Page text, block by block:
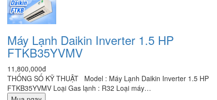
Máy Lạnh Daikin Inverter 1.5 HP
FTKB35YVMV
11,800,000đ
THỐNG SỐ KỸ THUẬT Model : Máy Lạnh Daikin Inverter 1.5 HP
FTKB35YVMV Loại Gas lạnh : R32 Loại máy…